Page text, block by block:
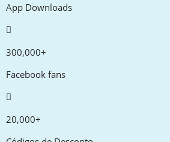
App Downloads
300,000+
Facebook fans
20,000+